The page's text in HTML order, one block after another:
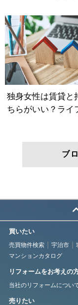
ブ
買いたい
売買物件検索 宇治市
マンションカタログ
リフォームをお考えの
当社のリフォームについ
売りたい